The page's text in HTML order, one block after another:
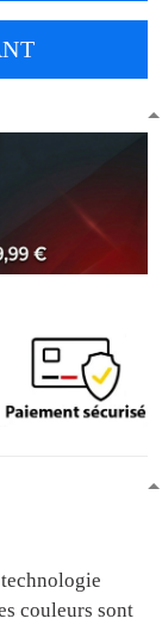
couleurs sont